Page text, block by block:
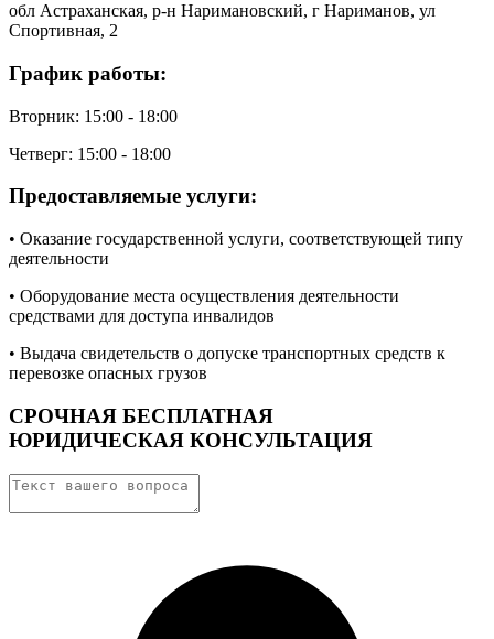
обл Астраханская, р-н Наримановский, г Нариманов, ул
Спортивная, 2
График работы:
Вторник: 15:00 - 18:00
Четверг: 15:00 - 18:00
Предоставляемые услуги:
• Оказание государственной услуги, соответствующей типу
деятельности
• Оборудование места осуществления деятельности
средствами для доступа инвалидов
• Выдача свидетельств о допуске транспортных средств к
перевозке опасных грузов
СРОЧНАЯ БЕСПЛАТНАЯ
ЮРИДИЧЕСКАЯ КОНСУЛЬТАЦИЯ